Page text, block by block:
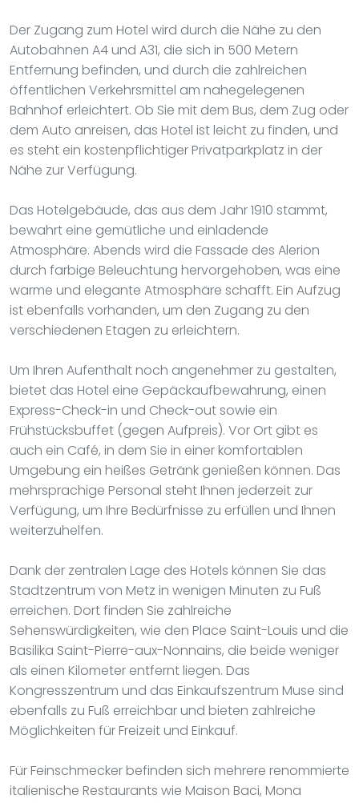
Der Zugang zum Hotel wird durch die Nähe zu den
Autobahnen A4 und A31, die sich in 500 Metern
Entfernung befinden, und durch die zahlreichen
öffentlichen Verkehrsmittel am nahegelegenen
Bahnhof erleichtert. Ob Sie mit dem Bus, dem Zug oder
dem Auto anreisen, das Hotel ist leicht zu finden, und
es steht ein kostenpflichtiger Privatparkplatz in der
Nähe zur Verfügung.
Das Hotelgebäude, das aus dem Jahr 1910 stammt,
bewahrt eine gemütliche und einladende
Atmosphäre. Abends wird die Fassade des Alerion
durch farbige Beleuchtung hervorgehoben, was eine
warme und elegante Atmosphäre schafft. Ein Aufzug
ist ebenfalls vorhanden, um den Zugang zu den
verschiedenen Etagen zu erleichtern.
Um Ihren Aufenthalt noch angenehmer zu gestalten,
bietet das Hotel eine Gepäckaufbewahrung, einen
Express-Check-in und Check-out sowie ein
Frühstücksbuffet (gegen Aufpreis). Vor Ort gibt es
auch ein Café, in dem Sie in einer komfortablen
Umgebung ein heißes Getränk genießen können. Das
mehrsprachige Personal steht Ihnen jederzeit zur
Verfügung, um Ihre Bedürfnisse zu erfüllen und Ihnen
weiterzuhelfen.
Dank der zentralen Lage des Hotels können Sie das
Stadtzentrum von Metz in wenigen Minuten zu Fuß
erreichen. Dort finden Sie zahlreiche
Sehenswürdigkeiten, wie den Place Saint-Louis und die
Basilika Saint-Pierre-aux-Nonnains, die beide weniger
als einen Kilometer entfernt liegen. Das
Kongresszentrum und das Einkaufszentrum Muse sind
ebenfalls zu Fuß erreichbar und bieten zahlreiche
Möglichkeiten für Freizeit und Einkauf.
Für Feinschmecker befinden sich mehrere renommierte
italienische Restaurants wie Maison Baci, Mona